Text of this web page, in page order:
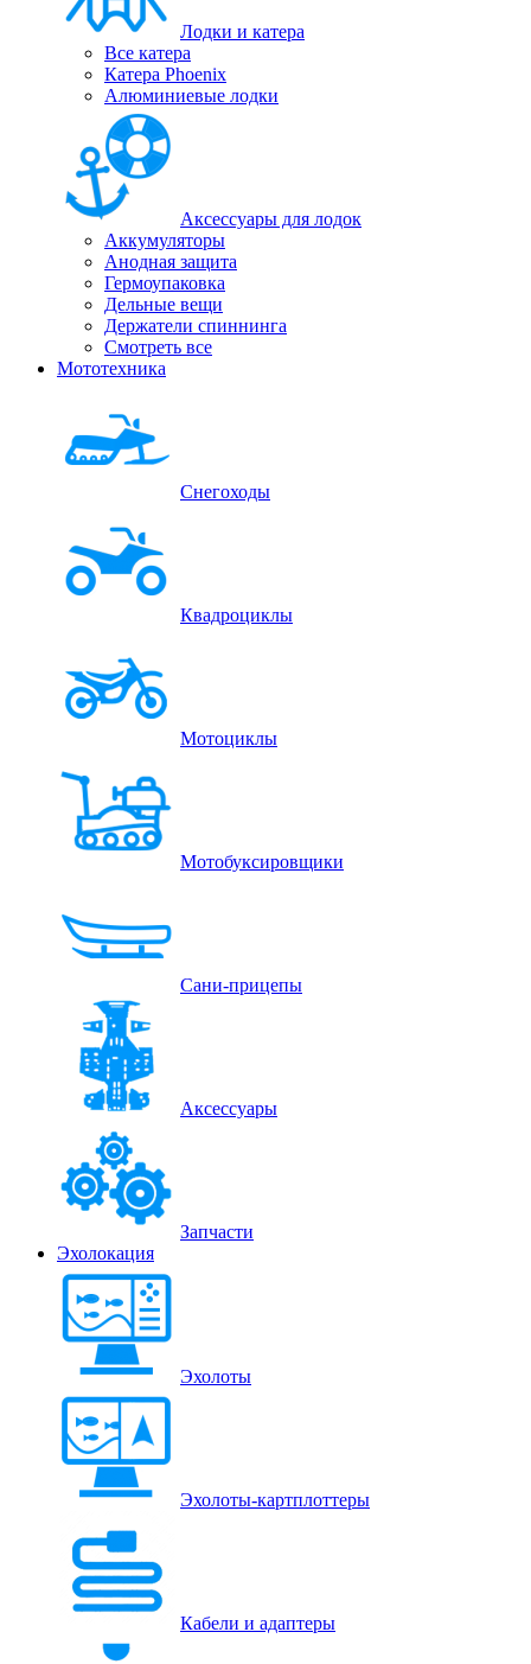
Лодки и катера
Все катера
Катера Phoenix
Алюминиевые лодки
Аксессуары для лодок
Аккумуляторы
Анодная защита
Гермоупаковка
Дельные вещи
Держатели спиннинга
Смотреть все
Мототехника
Снегоходы
Квадроциклы
Мотоциклы
Мотобуксировщики
Сани-прицепы
Аксессуары
Запчасти
Эхолокация
Эхолоты
Эхолоты-картплоттеры
Кабели и адаптеры